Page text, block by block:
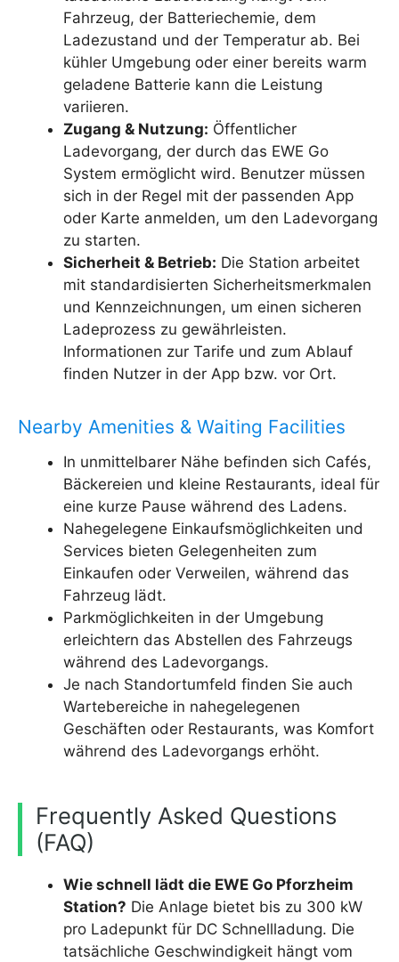
Fahrzeug, der Batteriechemie, dem
Ladezustand und der Temperatur ab. Bei
kühler Umgebung oder einer bereits warm
geladene Batterie kann die Leistung
variieren.
Zugang & Nutzung: Öffentlicher
Ladevorgang, der durch das EWE Go
System ermöglicht wird. Benutzer müssen
sich in der Regel mit der passenden App
oder Karte anmelden, um den Ladevorgang
zu starten.
Sicherheit & Betrieb: Die Station arbeitet
mit standardisierten Sicherheitsmerkmalen
und Kennzeichnungen, um einen sicheren
Ladeprozess zu gewährleisten.
Informationen zur Tarife und zum Ablauf
finden Nutzer in der App bzw. vor Ort.
Nearby Amenities & Waiting Facilities
In unmittelbarer Nähe befinden sich Cafés,
Bäckereien und kleine Restaurants, ideal für
eine kurze Pause während des Ladens.
Nahegelegene Einkaufsmöglichkeiten und
Services bieten Gelegenheiten zum
Einkaufen oder Verweilen, während das
Fahrzeug lädt.
Parkmöglichkeiten in der Umgebung
erleichtern das Abstellen des Fahrzeugs
während des Ladevorgangs.
Je nach Standortumfeld finden Sie auch
Wartebereiche in nahegelegenen
Geschäften oder Restaurants, was Komfort
während des Ladevorgangs erhöht.
Frequently Asked Questions
(FAQ)
Wie schnell lädt die EWE Go Pforzheim
Station? Die Anlage bietet bis zu 300 kW
pro Ladepunkt für DC Schnellladung. Die
tatsächliche Geschwindigkeit hängt vom